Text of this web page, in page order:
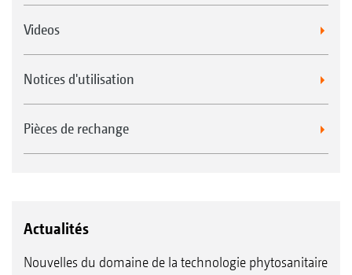
Videos
Notices d'utilisation
Pièces de rechange
Actualités
Nouvelles du domaine de la technologie phytosanitaire